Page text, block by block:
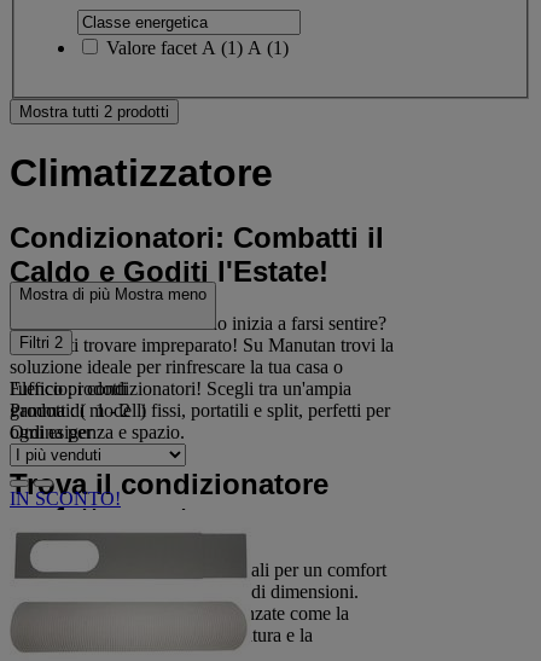
Valore facet A (1) A (1)
Mostra tutti 2 prodotti
Climatizzatore
Condizionatori: Combatti il
Caldo e Goditi l'Estate!
L'estate si avvicina e il caldo inizia a farsi sentire?
Non farti trovare impreparato! Su Manutan trovi la
soluzione ideale per rinfrescare la tua casa o
l'ufficio: i condizionatori! Scegli tra un'ampia
gamma di modelli fissi, portatili e split, perfetti per
ogni esigenza e spazio.
Trova il condizionatore
perfetto per te:
Condizionatori fissi:
Ideali per un comfort
duraturo in stanze di grandi dimensioni.
Offrono funzionalità avanzate come la
regolazione della temperatura e la
programmazione.
Mostra di più Mostra meno
Filtri 2
Elenco prodotti
Prodotti:( 1 - 2 )
Ordina per
IN SCONTO!